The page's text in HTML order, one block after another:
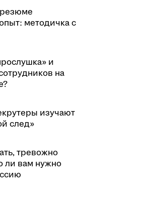
резюме
методичка с
и
на
изучают
след»
тревожно
ли вам нужно